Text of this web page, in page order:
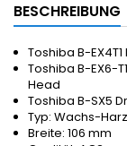
BESCHREIBUNG
Toshiba B-
Toshiba B-EX6-
Head
Toshiba B-SX5
Typ: Wachs-
Breite: 106 mm